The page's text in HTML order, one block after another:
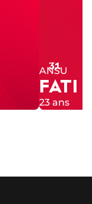
ANSU
FATI
Numéro
31
23 ans